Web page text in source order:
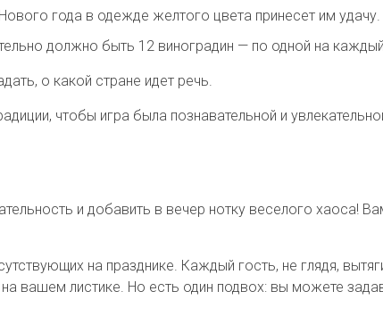
года в одежде желтого цвета принесет им удачу.
должно быть 12 виноградин — по одной на
о какой стране идет речь.
чтобы игра была познавательной и
и добавить в вечер нотку веселого хаоса!
на празднике. Каждый гость, не глядя,
вашем листике. Но есть один подвох: вы можете